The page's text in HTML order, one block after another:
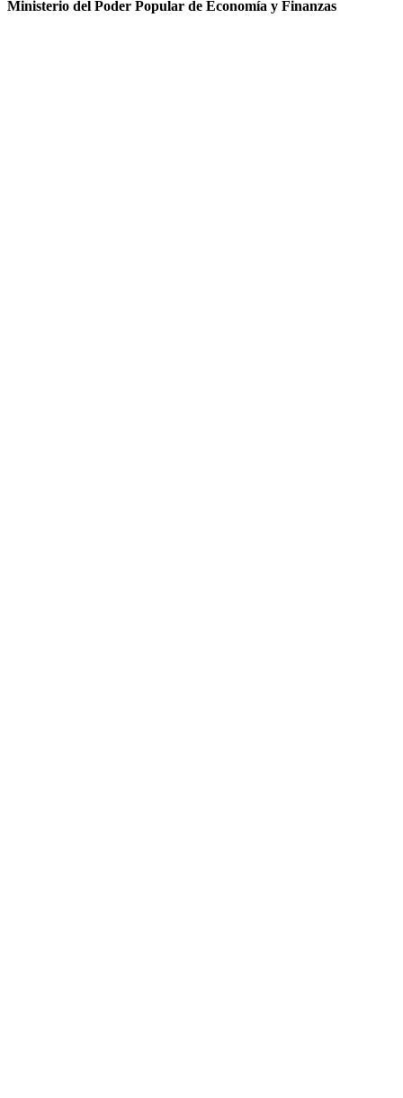
Ministerio del Poder Popular de Economía y Finanzas